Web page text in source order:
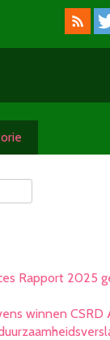
Rapport 2025
winnen CSRD